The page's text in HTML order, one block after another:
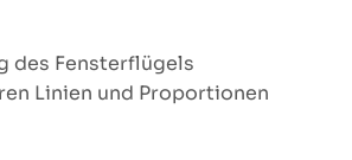
des Fensterflügels
Linien und Proportionen